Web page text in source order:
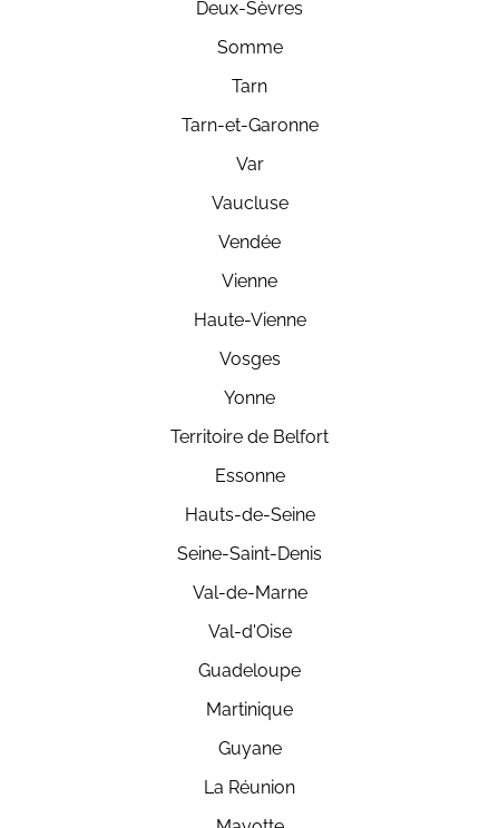
Deux-Sèvres
Somme
Tarn
Tarn-et-Garonne
Var
Vaucluse
Vendée
Vienne
Haute-Vienne
Vosges
Yonne
Territoire de Belfort
Essonne
Hauts-de-Seine
Seine-Saint-Denis
Val-de-Marne
Val-d'Oise
Guadeloupe
Martinique
Guyane
La Réunion